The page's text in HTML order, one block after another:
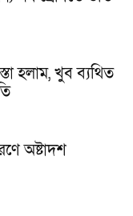
হলাম, খুব ব্যথিত
অষ্টাদশ